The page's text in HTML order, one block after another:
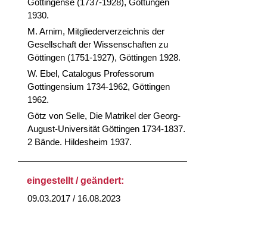
Gottingense (1737-1928), Göttungen
1930.
M. Arnim, Mitgliederverzeichnis der
Gesellschaft der Wissenschaften zu
Göttingen (1751-1927), Göttingen 1928.
W. Ebel, Catalogus Professorum
Gottingensium 1734-1962, Göttingen
1962.
Götz von Selle, Die Matrikel der Georg-
August-Universität Göttingen 1734-1837.
2 Bände. Hildesheim 1937.
eingestellt / geändert:
09.03.2017 / 16.08.2023